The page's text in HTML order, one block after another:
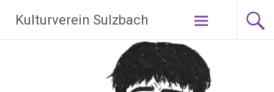
Inhalt
springen
Kulturverein Sulzbach